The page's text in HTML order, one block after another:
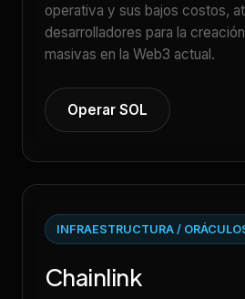
operativa y sus bajos costos,
desarrolladores para la
masivas en la Web3 actual.
Operar SOL
INFRAESTRUCTURA /
Chainlink